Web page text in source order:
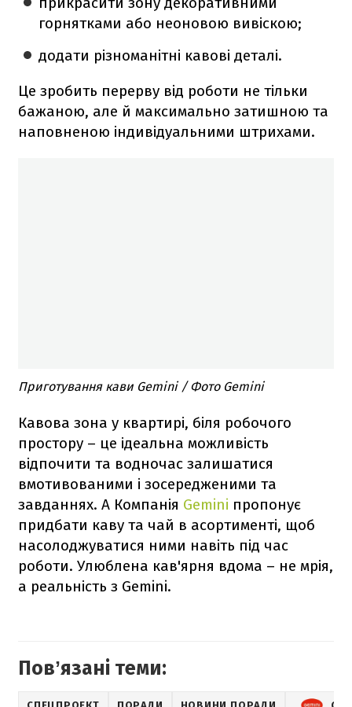
горнятками або неоновою вивіскою;
додати різноманітні кавові деталі.
Це зробить перерву від роботи не тільки
бажаною, але й максимально затишною та
наповненою індивідуальними штрихами.
Приготування кави Gemini / Фото Gemini
Кавова зона у квартирі, біля робочого
простору – це ідеальна можливість
відпочити та водночас залишатися
вмотивованими і зосередженими та
завданнях. А Компанія Gemini пропонує
придбати каву та чай в асортименті, щоб
насолоджуватися ними навіть під час
роботи. Улюблена кав'ярня вдома – не мрія,
а реальність з Gemini.
Повʼязані теми: